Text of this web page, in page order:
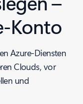
Konto
Azure-Diensten
Clouds, vor
und